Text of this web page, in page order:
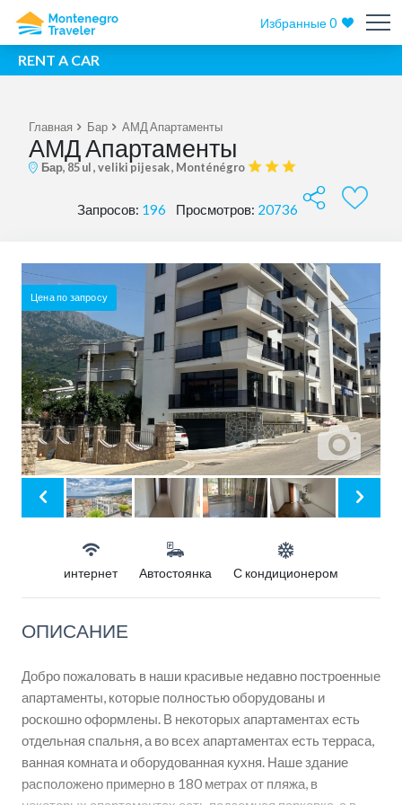
Избранные0
RENT A CAR
Главная Бар АМД Апартаменты
АМД Апартаменты
Бар, 85 ul , veliki pijesak , Monténégro
Запросов: 196 Просмотров: 20736
Цена по запросу
интернет Автостоянка С кондиционером
ОПИСАНИЕ
Добро пожаловать в наши красивые недавно построенные
апартаменты, которые полностью оборудованы и
роскошно оформлены. В некоторых апартаментах есть
отдельная спальня, а во всех апартаментах есть терраса,
ванная комната и оборудованная кухня. Наше здание
расположено примерно в 180 метрах от пляжа, в